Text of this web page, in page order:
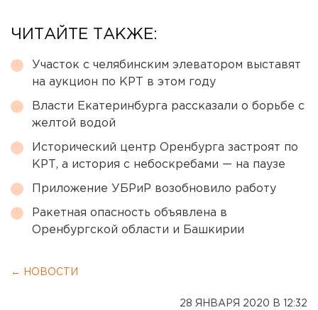
ЧИТАЙТЕ ТАКЖЕ:
Участок с челябинским элеватором выставят
на аукцион по КРТ в этом году
Власти Екатеринбурга рассказали о борьбе с
желтой водой
Исторический центр Оренбурга застроят по
КРТ, а история с небоскребами — на паузе
Приложение УБРиР возобновило работу
Ракетная опасность объявлена в
Оренбургской области и Башкирии
← НОВОСТИ
28 ЯНВАРЯ 2020 В 12:32